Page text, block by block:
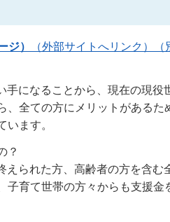
ジ） （外部サイトへリンク）（
になることから、現在の現
全ての方にメリットがある
います。
？
られた方、高齢者の方を含む
育て世帯の方々からも支援金